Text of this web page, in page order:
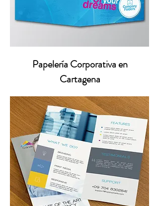
Papelería Corporativa en
Cartagena